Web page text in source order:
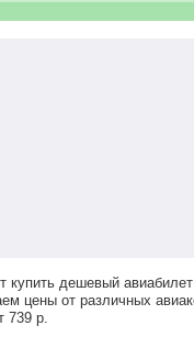
купить дешевый
цены от различных
739 р